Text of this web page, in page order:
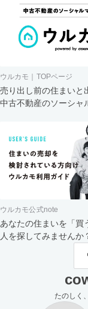
ウルカモ｜TOPページ
売り出し前の住まいと
中古不動産のソーシャ
ウルカモ公式note
あなたの住まいを「買
人を探してみませんか
たのしく